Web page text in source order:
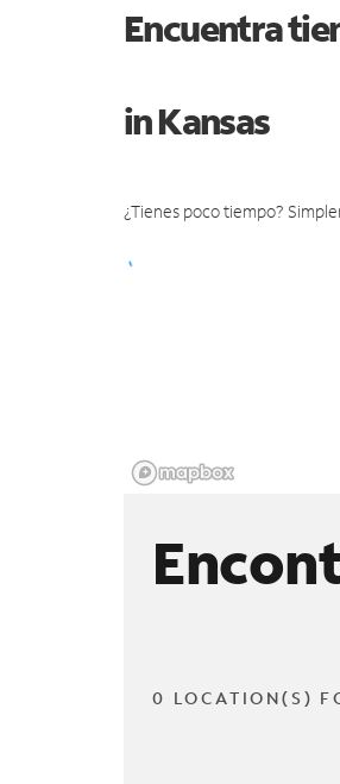
Encuentra
in Kansas
¿Tienes poco tiempo?
0 LOCATION(S)